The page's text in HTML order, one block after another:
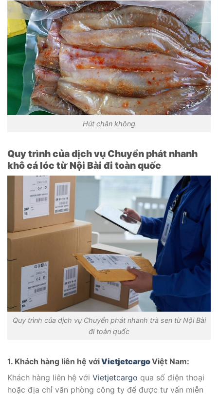
Hút chân không
Quy trình của dịch vụ Chuyển phát nhanh
khô cá lóc từ Nội Bài đi toàn quốc
Quy trình của dịch vụ Chuyển phát nhanh trà sen từ Nội Bài
đi toàn quốc
1. Khách hàng liên hệ vớiVietjetcargoViệt Nam:
Khách hàng liên hệ với Vietjetcargo qua số điện thoại
hoặc địa chỉ văn phòng công ty để được tư vấn miễn